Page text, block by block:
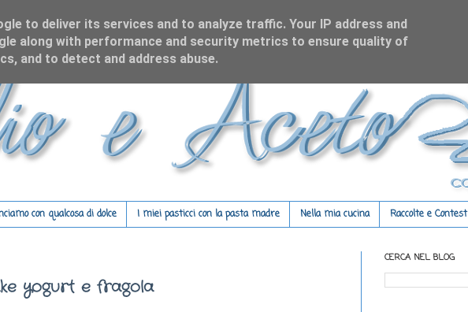
con qualcosa di dolce I miei pasticci con la pasta madre Nella mia cucina Raccolte e Contest
yogurt e fragola
CERCA NEL BLOG
to deliver its services and to analyze traffic. Your IP address and
along with performance and security metrics to ensure quality of
and to detect and address abuse.